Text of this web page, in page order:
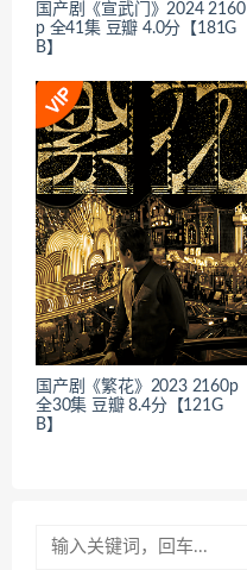
国产剧《宣武门》2024 2160
p 全41集 豆瓣 4.0分【181G
B】
国产剧《繁花》2023 2160p
全30集 豆瓣 8.4分【121G
B】